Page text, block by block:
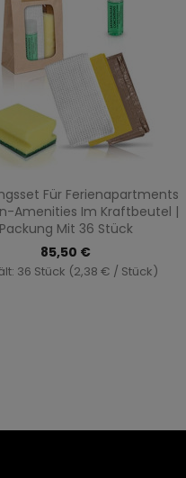
 Vorschau
Für Ferienapartments
Amenities Im Kraftbeutel |
Packung Mit 36 Stück
85,50 €
36 Stück (2,38 € / Stück)